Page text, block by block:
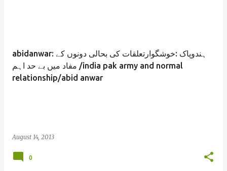
abidanwar: ہندوپاک :خوشگوارتعلقات کی بحالی دونوں کے
مفاد میں بے حد اہم /india pak army and normal
relationship/abid anwar
August 14, 2013
0